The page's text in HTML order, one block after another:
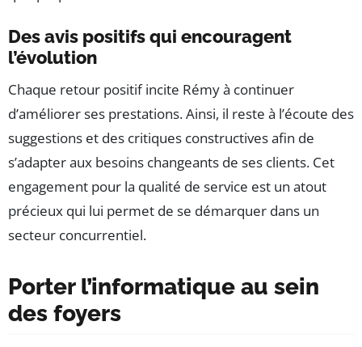
Des avis positifs qui encouragent
l’évolution
Chaque retour positif incite Rémy à continuer
d’améliorer ses prestations. Ainsi, il reste à l’écoute des
suggestions et des critiques constructives afin de
s’adapter aux besoins changeants de ses clients. Cet
engagement pour la qualité de service est un atout
précieux qui lui permet de se démarquer dans un
secteur concurrentiel.
Porter l’informatique au sein
des foyers